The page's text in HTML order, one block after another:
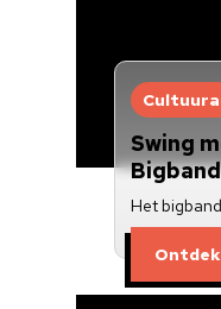
Swing
Het